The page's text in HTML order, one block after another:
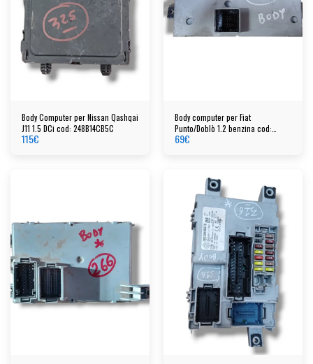
Body Computer per Nissan Qashqai
J11 1.5 DCi cod: 248B14CB5C
115€
Body computer per Fiat
Punto/Doblò 1.2 benzina cod:
51744897
69€